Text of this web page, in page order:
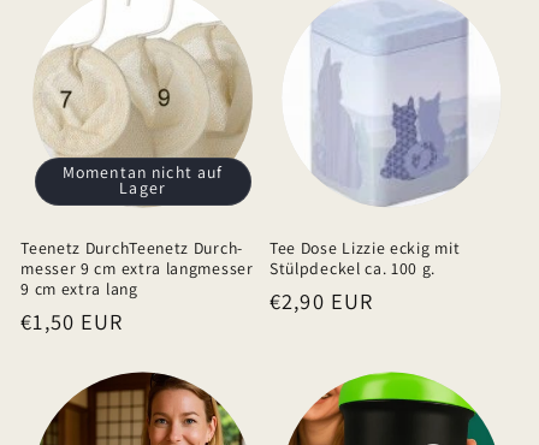
a
l
t
Momentan nicht auf
Lager
Teenetz DurchTeenetz Durch-
messer 9 cm extra langmesser
9 cm extra lang
Normaler
€1,50 EUR
Tee Dose Lizzie eckig mit
Stülpdeckel ca. 100 g.
Normaler
€2,90 EUR